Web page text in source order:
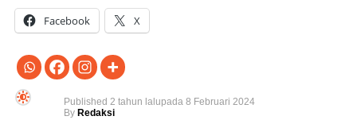
Facebook X
Published 2 tahun lalupada 8 Februari 2024
By Redaksi